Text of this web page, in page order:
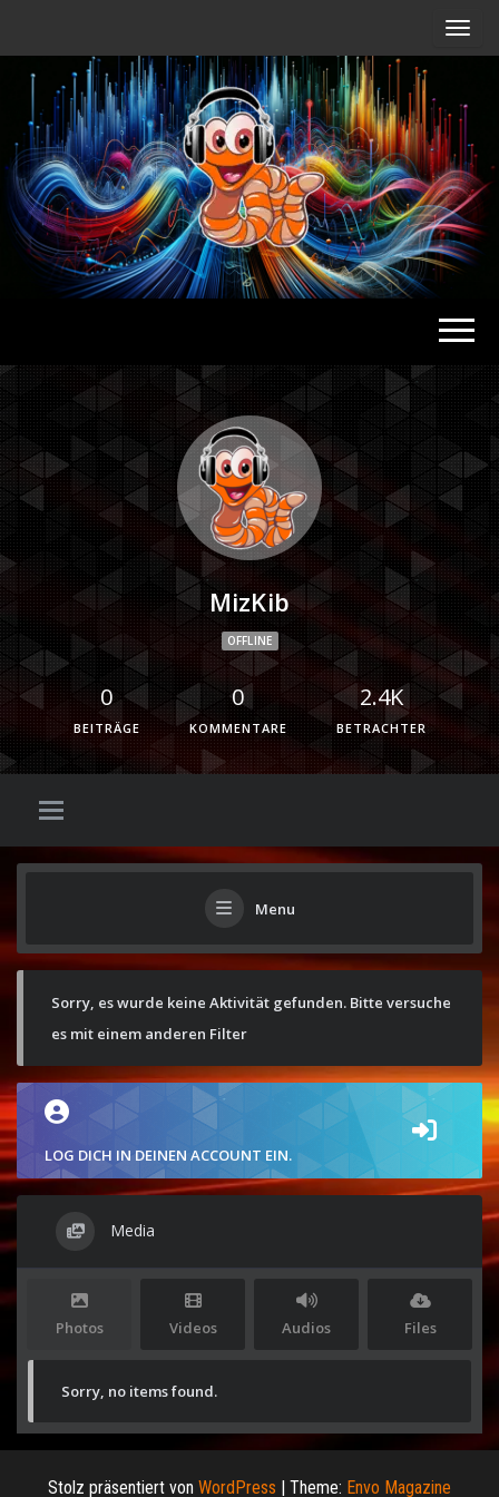
Radio
MizKib
OFFLINE
0
BEITRÄGE
0
KOMMENTARE
2.4K
BETRACHTER
Menu
Sorry, es wurde keine Aktivität gefunden. Bitte versuche
es mit einem anderen Filter
LOG DICH IN DEINEN ACCOUNT EIN.
Media
Photos Videos Audios Files
Sorry, no items found.
Stolz präsentiert von WordPress | Theme: Envo Magazine